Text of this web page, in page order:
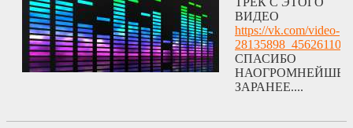
ВИДЕО
https://vk.com/video-
28135898_456261104
СПАСИБО
НАОГРОМНЕЙШЕЕ
ЗАРАНЕЕ....